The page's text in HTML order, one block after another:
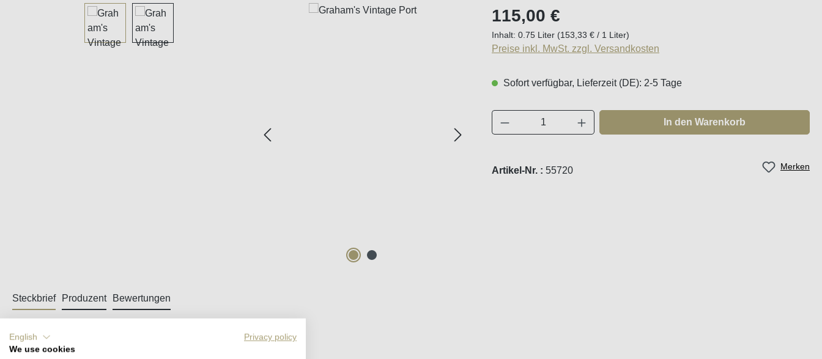
Bildergalerie überspringen Regulärer Preis:
115,00 €
Inhalt: 0.75 Liter (153,33 € / 1 Liter)
Preise inkl. MwSt. zzgl. Versandkosten
Sofort verfügbar, Lieferzeit (DE): 2-5 Tage
Produkt Anzahl: Gib den gewünschten Wert ein
In den Warenkorb
Merken
Artikel-Nr. : 55720
Steckbrief Produzent Bewertungen
2000 Vintage Port von Graham's
English
Privacy policy
We use cookies